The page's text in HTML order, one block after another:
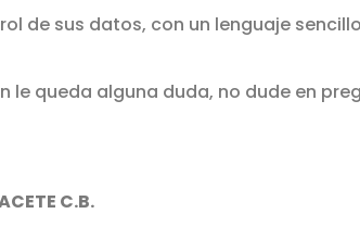
de sus datos, con un lenguaje
le queda alguna duda, no dude en
C.B.